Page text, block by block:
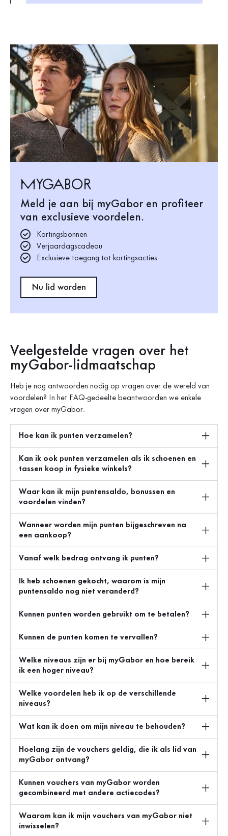
mygabor
Meld je aan bij myGabor en profiteer
van exclusieve voordelen.
Kortingsbonnen
Verjaardagscadeau
Exclusieve toegang tot kortingsacties
Nu lid worden
Veelgestelde vragen over het
myGabor-lidmaatschap
Heb je nog antwoorden nodig op vragen over de wereld van
voordelen? In het FAQ-gedeelte beantwoorden we enkele
vragen over myGabor.
Hoe kan ik punten verzamelen?
Kan ik ook punten verzamelen als ik schoenen en
tassen koop in fysieke winkels?
Waar kan ik mijn puntensaldo, bonussen en
voordelen vinden?
Wanneer worden mijn punten bijgeschreven na
een aankoop?
Vanaf welk bedrag ontvang ik punten?
Ik heb schoenen gekocht, waarom is mijn
puntensaldo nog niet veranderd?
Kunnen punten worden gebruikt om te betalen?
Kunnen de punten komen te vervallen?
Welke niveaus zijn er bij myGabor en hoe bereik
ik een hoger niveau?
Welke voordelen heb ik op de verschillende
niveaus?
Wat kan ik doen om mijn niveau te behouden?
Hoelang zijn de vouchers geldig, die ik als lid van
myGabor ontvang?
Kunnen vouchers van myGabor worden
gecombineerd met andere actiecodes?
Waarom kan ik mijn vouchers van myGabor niet
inwisselen?